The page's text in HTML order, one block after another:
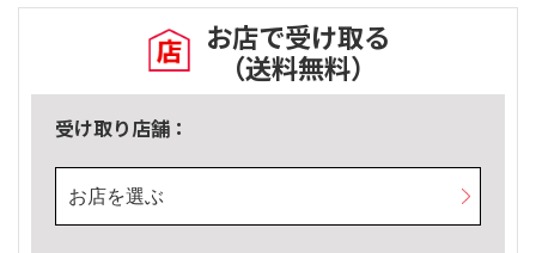
お店で受け取る
（送料無料）
受け取り店舗：
お店を選ぶ